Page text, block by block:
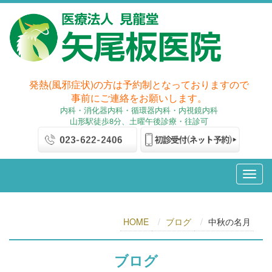
発熱(風邪症状)の方は予約制となっておりますので
事前にご連絡をお願いします。
内科・消化器内科・循環器内科・内視鏡内科
山形駅徒歩8分、土曜午後診療・往診可
HOME ブログ 中秋の名月
ブログ